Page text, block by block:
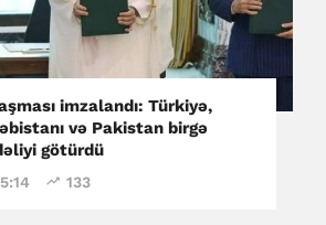
imzalandı: Türkiyə,
və Pakistan birgə
götürdü
133